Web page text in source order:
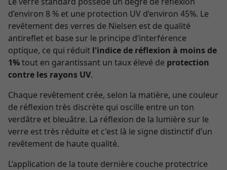
d’environ 8 % et une protection UV d’environ 45%. Le
revêtement des verres de Nielsen est de qualité
antireflet et base sur le principe d’interférence
optique, ce qui réduit l'indice de réflexion à moins de
1%tout en garantissant un taux élevé de protection
contre les rayons UV.
Chaque revêtement crée, selon la matière, une couleur
de réflexion très discrète qui oscille entre un ton
verdâtre et bleuâtre. La réflexion de la lumière sur le
verre est très réduite et c'est là le signe distinctif d’un
revêtement de haute qualité.
L’application de la toute dernière couche protectrice